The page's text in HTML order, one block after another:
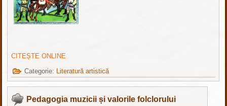
CITEȘTE ONLINE
Categorie:
Literatură artistică
Pedagogia muzicii și valorile folclorului